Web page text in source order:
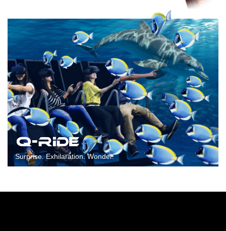
Surprise. Exhilaration. Wonder.